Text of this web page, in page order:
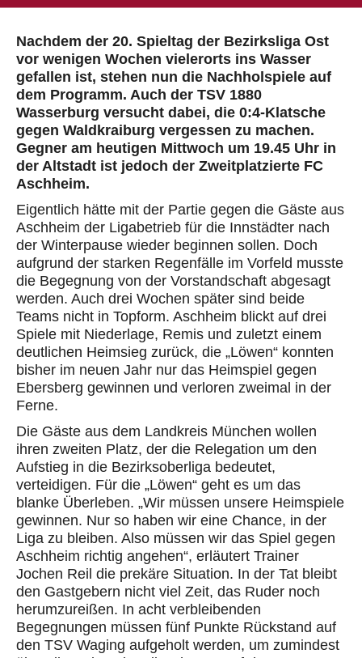
Nachdem der 20. Spieltag der Bezirksliga Ost
vor wenigen Wochen vielerorts ins Wasser
gefallen ist, stehen nun die Nachholspiele auf
dem Programm. Auch der TSV 1880
Wasserburg versucht dabei, die 0:4-Klatsche
gegen Waldkraiburg vergessen zu machen.
Gegner am heutigen Mittwoch um 19.45 Uhr in
der Altstadt ist jedoch der Zweitplatzierte FC
Aschheim.
Eigentlich hätte mit der Partie gegen die Gäste aus
Aschheim der Ligabetrieb für die Innstädter nach
der Winterpause wieder beginnen sollen. Doch
aufgrund der starken Regenfälle im Vorfeld musste
die Begegnung von der Vorstandschaft abgesagt
werden. Auch drei Wochen später sind beide
Teams nicht in Topform. Aschheim blickt auf drei
Spiele mit Niederlage, Remis und zuletzt einem
deutlichen Heimsieg zurück, die „Löwen“ konnten
bisher im neuen Jahr nur das Heimspiel gegen
Ebersberg gewinnen und verloren zweimal in der
Ferne.
Die Gäste aus dem Landkreis München wollen
ihren zweiten Platz, der die Relegation um den
Aufstieg in die Bezirksoberliga bedeutet,
verteidigen. Für die „Löwen“ geht es um das
blanke Überleben. „Wir müssen unsere Heimspiele
gewinnen. Nur so haben wir eine Chance, in der
Liga zu bleiben. Also müssen wir das Spiel gegen
Aschheim richtig angehen“, erläutert Trainer
Jochen Reil die prekäre Situation. In der Tat bleibt
den Gastgebern nicht viel Zeit, das Ruder noch
herumzureißen. In acht verbleibenden
Begegnungen müssen fünf Punkte Rückstand auf
den TSV Waging aufgeholt werden, um zumindest